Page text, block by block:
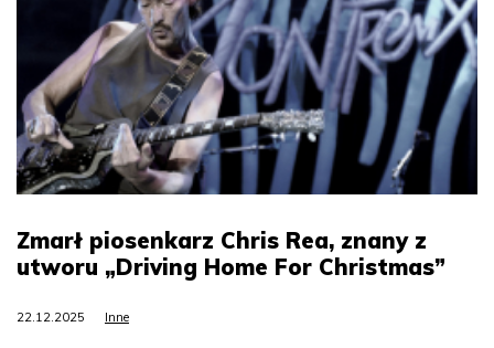
Zmarł piosenkarz Chris Rea, znany z
utworu „Driving Home For Christmas”
22.12.2025 Inne